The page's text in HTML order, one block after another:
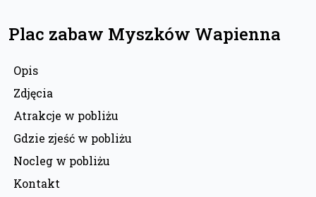
Plac zabaw Myszków Wapienna
Opis
Zdjęcia
Atrakcje w pobliżu
Gdzie zjeść w pobliżu
Nocleg w pobliżu
Kontakt